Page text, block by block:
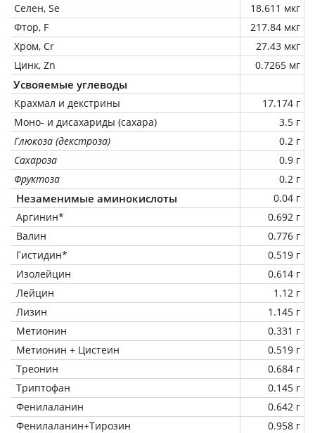
Селен, Se
18.611 мкг
Фтор, F
217.84 мкг
Хром, Cr
27.43 мкг
Цинк, Zn
0.7265 мг
Усвояемые углеводы
Крахмал и декстрины
17.174 г
Моно- и дисахариды (сахара)
3.5 г
Глюкоза (декстроза)
0.2 г
Сахароза
0.9 г
Фруктоза
0.2 г
Незаменимые аминокислоты
0.04 г
Аргинин*
0.692 г
Валин
0.776 г
Гистидин*
0.519 г
Изолейцин
0.614 г
Лейцин
1.12 г
Лизин
1.145 г
Метионин
0.331 г
Метионин + Цистеин
0.519 г
Треонин
0.684 г
Триптофан
0.145 г
Фенилаланин
0.642 г
Фенилаланин+Тирозин
0.958 г